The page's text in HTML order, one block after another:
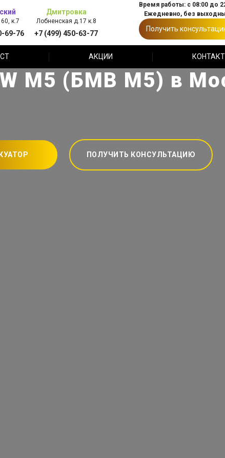
к.7
69-76
Дмитровка
Лобненская д.17 к.8
+7 (499) 450-63-77
Время работы: с 08:00 до
Ежедневно, без
Получить
АКЦИИ
M5 (БМВ М5) в
ПОЛУЧИТЬ КОНСУЛЬТАЦИЮ